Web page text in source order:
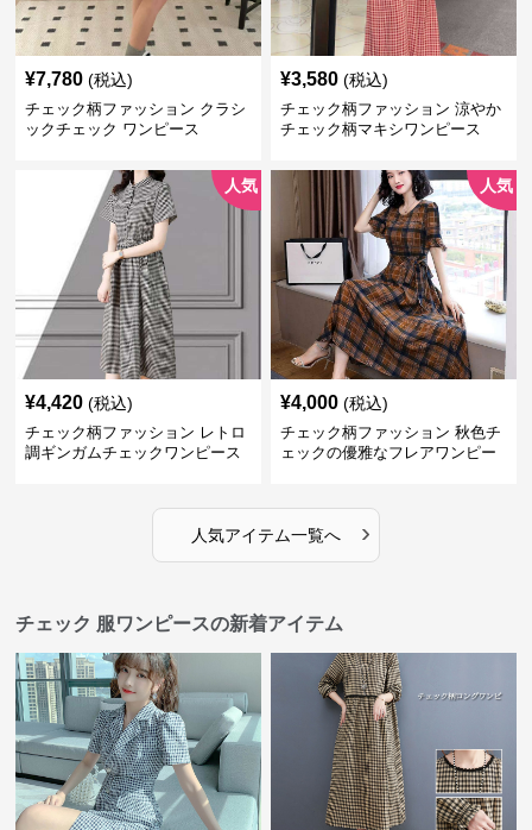
¥7,780 (税込)
チェック柄ファッション クラシ
ックチェック ワンピース
¥3,580 (税込)
チェック柄ファッション 涼やか
チェック柄マキシワンピース
人気
¥4,420 (税込)
チェック柄ファッション レトロ
調ギンガムチェックワンピース
人気
¥4,000 (税込)
チェック柄ファッション 秋色チ
ェックの優雅なフレアワンピー
人気アイテム一覧へ ›
チェック 服ワンピースの新着アイテム